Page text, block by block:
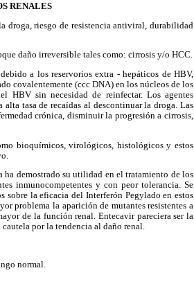
RENALES
droga, riesgo de resistencia antiviral, durabilidad
daño irreversible tales como: cirrosis y/o HCC.
a los reservorios extra - hepáticos de HBV,
covalentemente (ccc DNA) en los núcleos de los
HBV sin necesidad de reinfectar. Los agentes
tasa de recaídas al descontinuar la droga. Las
crónica, disminuir la progresión a cirrosis,
bioquímicos, virológicos, histológicos y estos
demostrado su utilidad en el tratamiento de los
inmunocompetentes y con peor tolerancia. Se
sobre la eficacia del Interferón Pegylado en estos
problema la aparición de mutantes resistentes a
de la función renal. Entecavir pareciera ser la
por la tendencia al daño renal.
normal.